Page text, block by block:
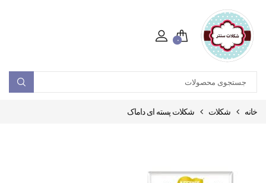
۰
خانه شکلات شکلات پسته ای داماک